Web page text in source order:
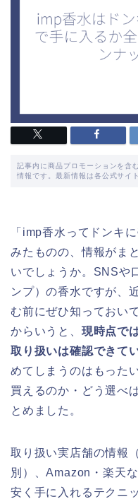
記事内に商品プロモーションを含
情報です。最新情報は各公式サイ
「imp香水ってドンキ
みたものの、情報がま
いでしょうか。SNSや
ンプ）の香水ですが、
む前にぜひ知っておい
からいうと、 現時点で
取り扱いは確認できて
めてしまうのはもった
買えるのか・どう選べ
とめました。
取り扱い実店舗の情報
別）、Amazon・楽天
安く手に入れるテクニ